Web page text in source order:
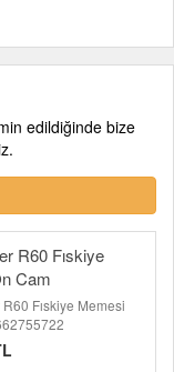
edildiğinde bize
R60 Fıskiye
Cam
Fıskiye Memesi